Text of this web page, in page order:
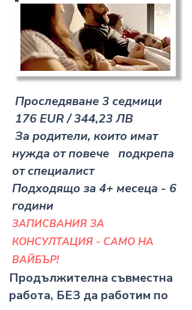
Проследяване 3 седмици
176 EUR​ / 344,23 ЛВ
За родители, които имат
нужда от повече подкрепа
от специалист​
Подходящо за 4+ месеца - 6
години
ЗАПИСВАНИЯ ЗА
КОНСУЛТАЦИЯ - САМО НА
ВАЙБЪР!
Продължителна съвместна
работа, БЕЗ да работим по